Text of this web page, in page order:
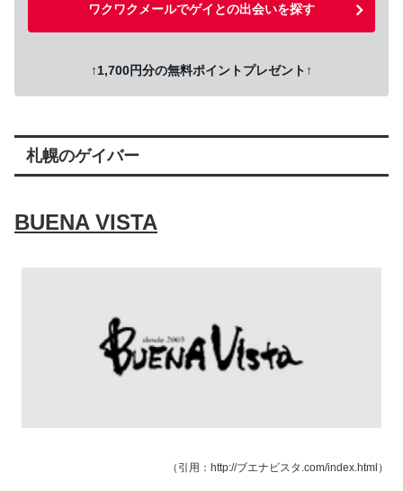
ワクワクメールでゲイとの出会いを探す
↑1,700円分の無料ポイントプレゼント↑
札幌のゲイバー
BUENA VISTA
（引用：http://ブエナビスタ.com/index.html）